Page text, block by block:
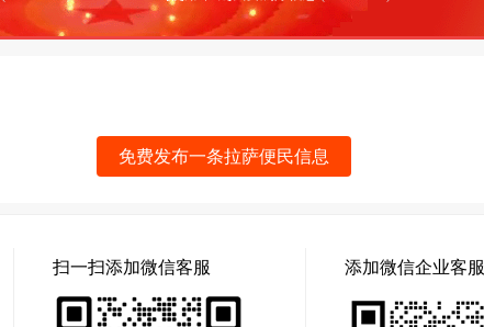
免费发布一条拉萨便民信息
扫一扫添加微信客服 添加微信企业客服